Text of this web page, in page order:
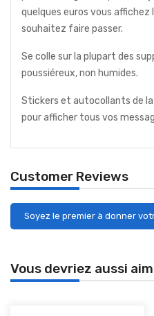
quelques euros vous affichez
souhaitez faire passer.
Se colle sur la plupart des
poussiéreux, non humides.
Stickers et autocollants de
pour afficher tous vos
Customer Reviews
Soyez le premier à donner
Vous devriez aussi